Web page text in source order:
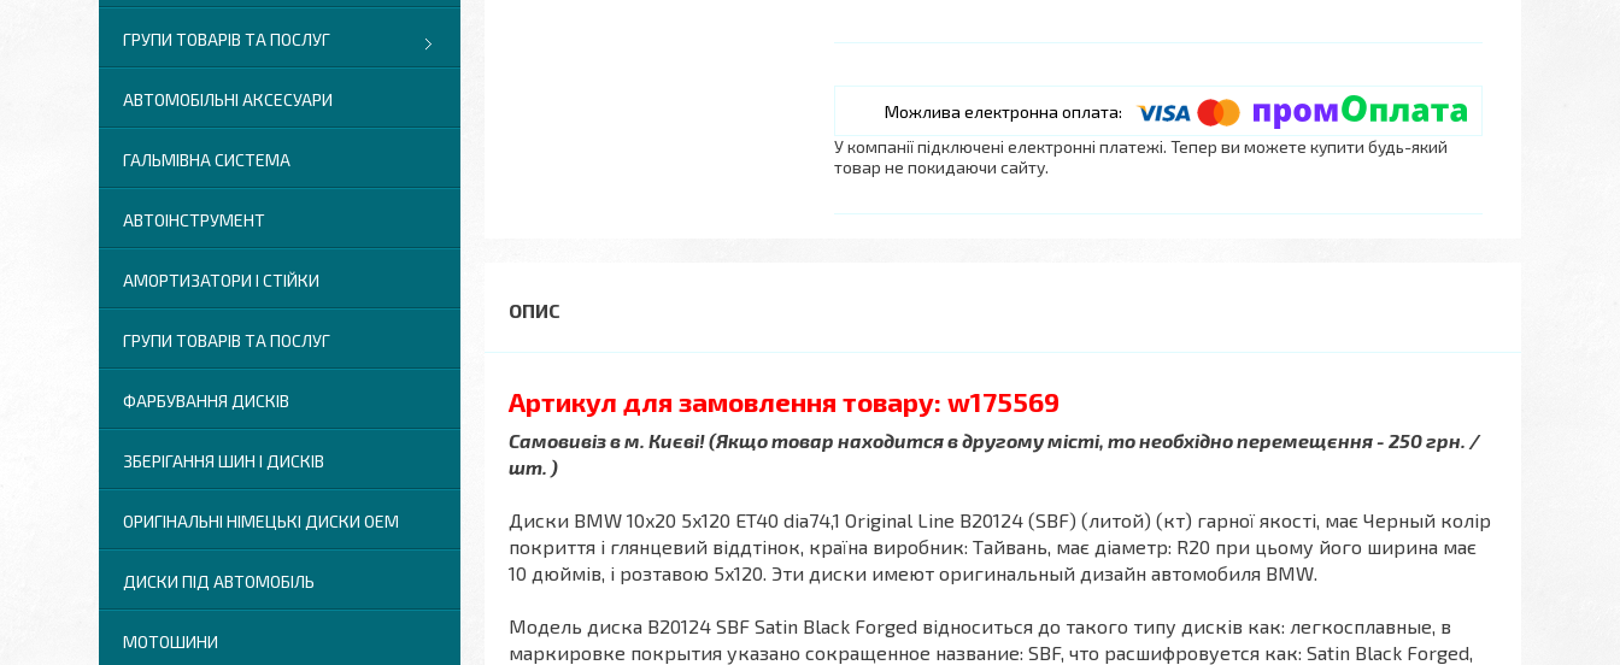
У компанії підключені електронні платежі. Тепер ви можете купити будь-який
товар не покидаючи сайту.
Артикул для замовлення товару: w175569
Самовивіз в м. Києві! (Якщо товар находится в другому місті, то необхідно перемещєння - 250 грн. /
шт. )
Диски BMW 10x20 5x120 ET40 dia74,1 Original Line B20124 (SBF) (литой) (кт) гарної якості, має Черный колір
покриття і глянцевий віддтінок, країна виробник: Тайвань, має діаметр: R20 при цьому його ширина має
10 дюймів, і розтавою 5x120. Эти диски имеют оригинальный дизайн автомобиля BMW.
Модель диска B20124 SBF Satin Black Forged відноситься до такого типу дисків как: легкосплавные, в
маркировке покрытия указано сокращенное название: SBF, что расшифровуется как: Satin Black Forged,
ГРУПИ ТОВАРІВ ТА ПОСЛУГ
АВТОМОБІЛЬНІ АКСЕСУАРИ
ГАЛЬМІВНА СИСТЕМА
АВТОІНСТРУМЕНТ
АМОРТИЗАТОРИ І СТІЙКИ
ГРУПИ ТОВАРІВ ТА ПОСЛУГ
ФАРБУВАННЯ ДИСКІВ
ЗБЕРІГАННЯ ШИН І ДИСКІВ
ОРИГІНАЛЬНІ НІМЕЦЬКІ ДИСКИ OEM
ДИСКИ ПІД АВТОМОБІЛЬ
МОТОШИНИ